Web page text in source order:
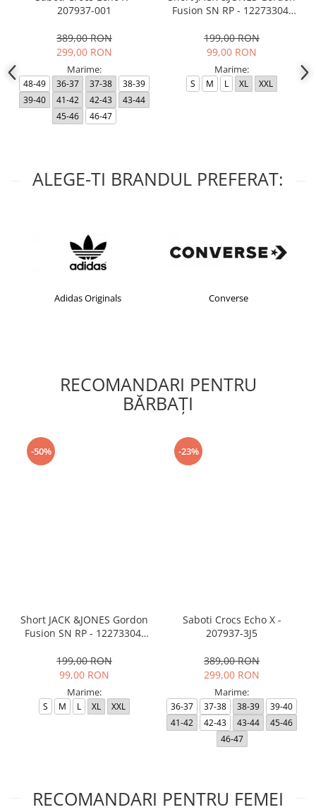
207937-001
389,00 RON
299,00 RON
Marime:
48-49 36-37 37-38
38-39
39-40
41-42 42-43
43-44
45-46
46-47
Fusion SN RP - 12273304-
199,00 RON
99,00 RON
Marime:
S M L XL XXL
ALEGE-TI BRANDUL PREFERAT:
Adidas Originals Converse
RECOMANDARI PENTRU
BĂRBAŢI
-50%
Short JACK &JONES Gordon
Fusion SN RP - 12273304-
199,00 RON
99,00 RON
Marime:
S M L XL XXL
-23%
Saboti Crocs Echo X -
207937-3J5
389,00 RON
299,00 RON
Marime:
36-37 37-38 38-39
39-40
41-42
42-43 43-44
45-46
46-47
RECOMANDARI PENTRU FEMEI